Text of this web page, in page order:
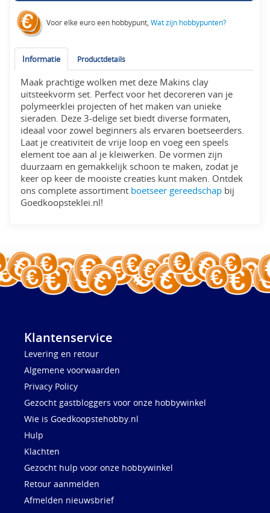
Voor elke euro een hobbypunt,Wat zijn hobbypunten?
Informatie Productdetails
Maak prachtige wolken met deze Makins clay
uitsteekvorm set. Perfect voor het decoreren van je
polymeerklei projecten of het maken van unieke
sieraden. Deze 3-delige set biedt diverse formaten,
ideaal voor zowel beginners als ervaren boetseerders.
Laat je creativiteit de vrije loop en voeg een speels
element toe aan al je kleiwerken. De vormen zijn
duurzaam en gemakkelijk schoon te maken, zodat je
keer op keer de mooiste creaties kunt maken. Ontdek
ons complete assortiment boetseer gereedschap bij
Goedkoopsteklei.nl!
Klantenservice
Levering en retour
Algemene voorwaarden
Privacy Policy
Gezocht gastbloggers voor onze hobbywinkel
Wie is Goedkoopstehobby.nl
Hulp
Klachten
Gezocht hulp voor onze hobbywinkel
Retour aanmelden
Afmelden nieuwsbrief